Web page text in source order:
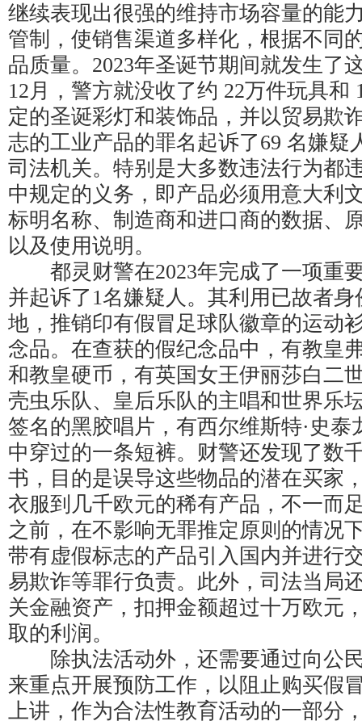
继续表现出很强的维持市场容量的能
管制，使销售渠道多样化，根据不同
品质量。2023年圣诞节期间就发生了
12月，警方就没收了约 22万件玩具和
定的圣诞彩灯和装饰品，并以贸易欺
志的工业产品的罪名起诉了69 名嫌疑
司法机关。特别是大多数违法行为都
中规定的义务，即产品必须用意大利
标明名称、制造商和进口商的数据、
以及使用说明。
都灵财警在2023年完成了一项重
并起诉了1名嫌疑人。其利用已故者
地，推销印有假冒足球队徽章的运动
念品。在查获的假纪念品中，有教皇
和教皇硬币，有英国女王伊丽莎白二
壳虫乐队、皇后乐队的主唱和世界乐
签名的黑胶唱片，有西尔维斯特·史泰
中穿过的一条短裤。财警还发现了数
书，目的是误导这些物品的潜在买家
衣服到几千欧元的稀有产品，不一而
之前，在不影响无罪推定原则的情况
带有虚假标志的产品引入国内并进行
易欺诈等罪行负责。此外，司法当局
关金融资产，扣押金额超过十万欧元
取的利润。
除执法活动外，还需要通过向公
来重点开展预防工作，以阻止购买假
上讲，作为合法性教育活动的一部分